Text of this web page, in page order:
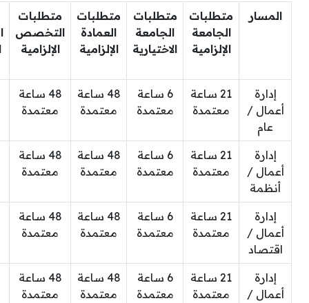
المسار
متطلبات
الجامعة
الإلزامية
متطلبات
الجامعة
الاختيارية
متطلبات
العمادة
الإلزامية
متطلبات
التخصص
الإلزامية
إدارة
أعمال /
عام
21 ساعة
معتمدة
6 ساعة
معتمدة
48 ساعة
معتمدة
48 ساعة
معتمدة
إدارة
أعمال /
أنظمة
21 ساعة
معتمدة
6 ساعة
معتمدة
48 ساعة
معتمدة
48 ساعة
معتمدة
إدارة
أعمال /
اقتصاد
21 ساعة
معتمدة
6 ساعة
معتمدة
48 ساعة
معتمدة
48 ساعة
معتمدة
إدارة
أعمال /
21 ساعة
معتمدة
6 ساعة
معتمدة
48 ساعة
معتمدة
48 ساعة
معتمدة